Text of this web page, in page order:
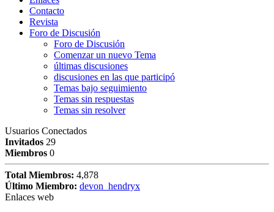
Contacto
Revista
Foro de Discusión
Foro de Discusión
Comenzar un nuevo Tema
últimas discusiones
discusiones en las que participó
Temas bajo seguimiento
Temas sin respuestas
Temas sin resolver
Usuarios Conectados
Invitados 29
Miembros 0
Total Miembros: 4,878
Último Miembro: devon_hendryx
Enlaces web